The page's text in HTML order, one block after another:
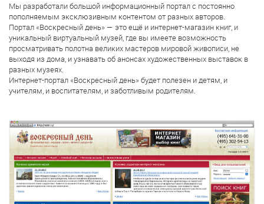
Мы разработали большой информационный портал с постоянно
пополняемым эксклюзивным контентом от разных авторов.
Портал «Воскресный день» — это ещё и интернет-магазин книг, и
уникальный виртуальный музей, где вы имеете возможность
просматривать полотна великих мастеров мировой живописи, не
выходя из дома, и узнавать об анонсах художественных выставок в
разных музеях.
Интернет-портал «Воскресный день» будет полезен и детям, и
учителям, и воспитателям, и заботливым родителям.